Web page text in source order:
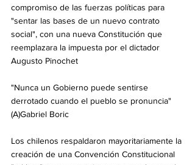
compromiso de las fuerzas políticas para
"sentar las bases de un nuevo contrato
social", con una nueva Constitución que
reemplazara la impuesta por el dictador
Augusto Pinochet
"Nunca un Gobierno puede sentirse
derrotado cuando el pueblo se pronuncia"
(A)Gabriel Boric
Los chilenos respaldaron mayoritariamente la
creación de una Convención Constitucional